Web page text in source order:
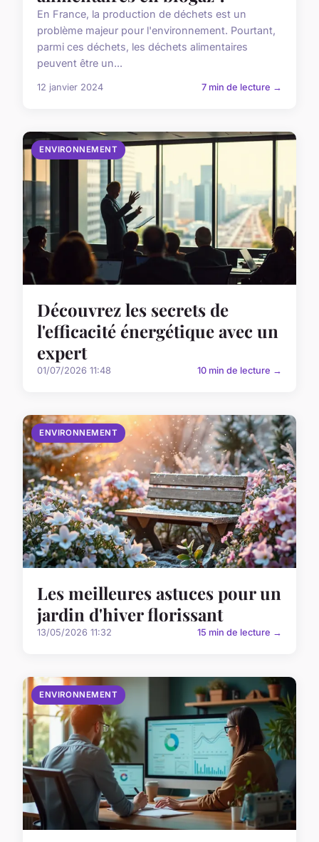
En France, la production de déchets est un
problème majeur pour l'environnement. Pourtant,
parmi ces déchets, les déchets alimentaires
peuvent être un...
12 janvier 2024 7 min de lecture →
ENVIRONNEMENT
Découvrez les secrets de
l'efficacité énergétique avec un
expert
01/07/2026 11:48 10 min de lecture →
ENVIRONNEMENT
Les meilleures astuces pour un
jardin d'hiver florissant
13/05/2026 11:32 15 min de lecture →
ENVIRONNEMENT